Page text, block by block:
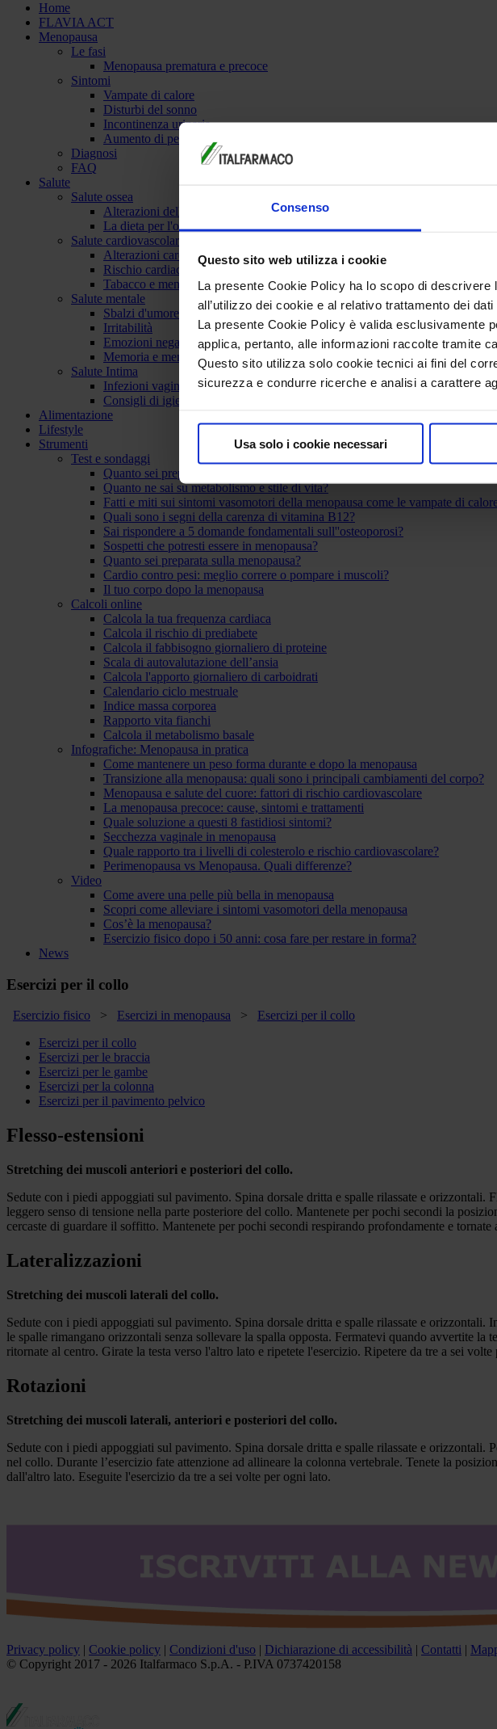
Consenso
Questo sito web utilizza i cookie
La presente Cookie Policy ha lo scopo di
all’utilizzo dei cookie e al relativo trattamento dei
La presente Cookie Policy è valida esclusivamente
applica, pertanto, alle informazioni raccolte tramite
Questo sito utilizza solo cookie tecnici ai fini del
sicurezza e condurre ricerche e analisi a carattere
Usa solo i cookie necessari
Home
FLAVIA ACT
Menopausa
Le fasi
Menopausa prematura e precoce
Sintomi
Vampate di calore
Disturbi del sonno
Incontinenza urinaria
Aumento di peso
Diagnosi
FAQ
Salute
Salute ossea
Alterazioni delle ossa
La dieta per l'osteoporosi
Salute cardiovascolare
Alterazioni cardiovascolari
Rischio cardiaco
Tabacco e menopausa
Salute mentale
Sbalzi d'umore
Irritabilità
Emozioni negative
Memoria e menopausa
Salute Intima
Infezioni vaginali
Consigli di igiene intima
Alimentazione
Lifestyle
Strumenti
Test e sondaggi
Quanto sei preparata sulla salute del cuore. Verità o fake news?
Quanto ne sai su metabolismo e stile di vita?
Fatti e miti sui sintomi vasomotori della menopausa come le vampate di
Quali sono i segni della carenza di vitamina B12?
Sai rispondere a 5 domande fondamentali sull''osteoporosi?
Sospetti che potresti essere in menopausa?
Quanto sei preparata sulla menopausa?
Cardio contro pesi: meglio correre o pompare i muscoli?
Il tuo corpo dopo la menopausa
Calcoli online
Calcola la tua frequenza cardiaca
Calcola il rischio di prediabete
Calcola il fabbisogno giornaliero di proteine
Scala di autovalutazione dell’ansia
Calcola l'apporto giornaliero di carboidrati
Calendario ciclo mestruale
Indice massa corporea
Rapporto vita fianchi
Calcola il metabolismo basale
Infografiche: Menopausa in pratica
Come mantenere un peso forma durante e dopo la menopausa
Transizione alla menopausa: quali sono i principali cambiamenti del corpo?
Menopausa e salute del cuore: fattori di rischio cardiovascolare
La menopausa precoce: cause, sintomi e trattamenti
Quale soluzione a questi 8 fastidiosi sintomi?
Secchezza vaginale in menopausa
Quale rapporto tra i livelli di colesterolo e rischio cardiovascolare?
Perimenopausa vs Menopausa. Quali differenze?
Video
Come avere una pelle più bella in menopausa
Scopri come alleviare i sintomi vasomotori della menopausa
Cos’è la menopausa?
Esercizio fisico dopo i 50 anni: cosa fare per restare in forma?
News
Esercizi per il collo
Esercizio fisico > Esercizi in menopausa > Esercizi per il collo
Esercizi per il collo
Esercizi per le braccia
Esercizi per le gambe
Esercizi per la colonna
Esercizi per il pavimento pelvico
Flesso-estensioni
Stretching dei muscoli anteriori e posteriori del collo.
Sedute con i piedi appoggiati sul pavimento. Spina dorsale dritta e spalle rilassate e
leggero senso di tensione nella parte posteriore del collo. Mantenete per pochi secondi la
cercaste di guardare il soffitto. Mantenete per pochi secondi respirando profondamente e
Lateralizzazioni
Stretching dei muscoli laterali del collo.
Sedute con i piedi appoggiati sul pavimento. Spina dorsale dritta e spalle rilassate e
le spalle rimangano orizzontali senza sollevare la spalla opposta. Fermatevi quando avvertite
ritornate al centro. Girate la testa verso l'altro lato e ripetete l'esercizio. Ripetere da tre a sei volte
Rotazioni
Stretching dei muscoli laterali, anteriori e posteriori del collo.
Sedute con i piedi appoggiati sul pavimento. Spina dorsale dritta e spalle rilassate e
nel collo. Durante l’esercizio fate attenzione ad allineare la colonna vertebrale. Tenete la
dall'altro lato. Eseguite l'esercizio da tre a sei volte per ogni lato.
Privacy policy | Cookie policy | Condizioni d'uso | Dichiarazione di accessibilità | Contatti |
© Copyright 2017 - 2026 Italfarmaco S.p.A. - P.IVA 0737420158